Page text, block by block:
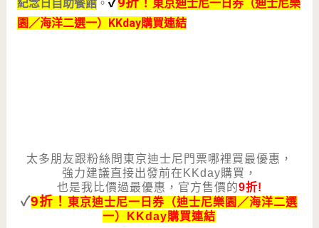
紀念日自助餐館。
東京迪士尼一日券（迪士尼樂
園／海洋二選一）KKday購買連結
太多朋友跟粉絲問東京迪士尼門票哪裡買最優惠，
強力建議直接出發前在KKday購買，
也是我比價過最優惠，官方售價的9折!
✓9折！東京迪士尼一日券（迪士尼樂園／海洋二選
一）KKday購買連結